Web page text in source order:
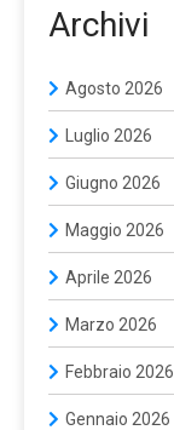
Archivi
Agosto 2026
Luglio 2026
Giugno 2026
Maggio 2026
Aprile 2026
Marzo 2026
Febbraio 2026
Gennaio 2026